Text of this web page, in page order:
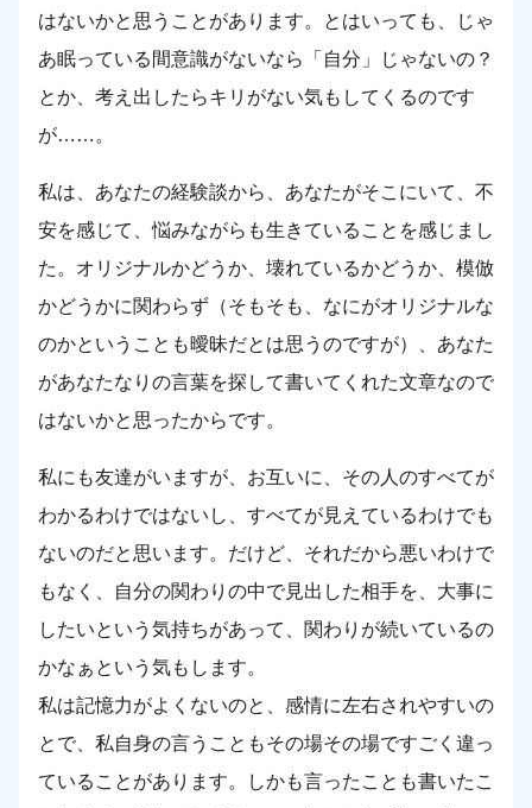
はないかと思うことがあります。とはいっても、じゃ
あ眠っている間意識がないなら「自分」じゃないの？
とか、考え出したらキリがない気もしてくるのです
が……。
私は、あなたの経験談から、あなたがそこにいて、不
安を感じて、悩みながらも生きていることを感じまし
た。オリジナルかどうか、壊れているかどうか、模倣
かどうかに関わらず（そもそも、なにがオリジナルな
のかということも曖昧だとは思うのですが）、あなた
があなたなりの言葉を探して書いてくれた文章なので
はないかと思ったからです。
私にも友達がいますが、お互いに、その人のすべてが
わかるわけではないし、すべてが見えているわけでも
ないのだと思います。だけど、それだから悪いわけで
もなく、自分の関わりの中で見出した相手を、大事に
したいという気持ちがあって、関わりが続いているの
かなぁという気もします。
私は記憶力がよくないのと、感情に左右されやすいの
とで、私自身の言うこともその場その場ですごく違っ
ていることがあります。しかも言ったことも書いたこ